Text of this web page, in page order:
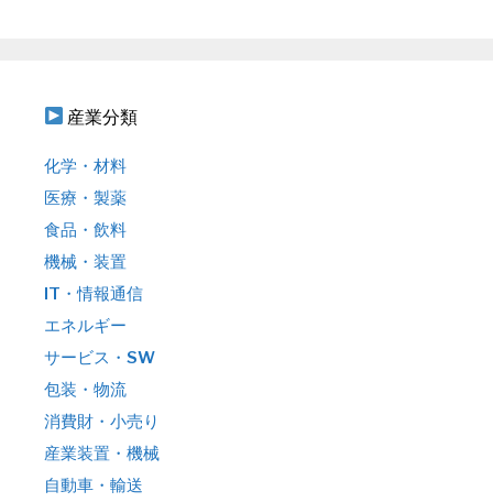
産業分類
化学・材料
医療・製薬
食品・飲料
機械・装置
IT・情報通信
エネルギー
サービス・SW
包装・物流
消費財・小売り
産業装置・機械
自動車・輸送